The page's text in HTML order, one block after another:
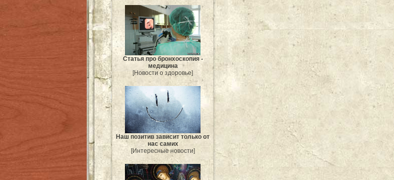
Статья про бронхоскопия -
медицина
[Новости о здоровье]
Наш позитив зависит только от
нас самих
[Интересные новости]